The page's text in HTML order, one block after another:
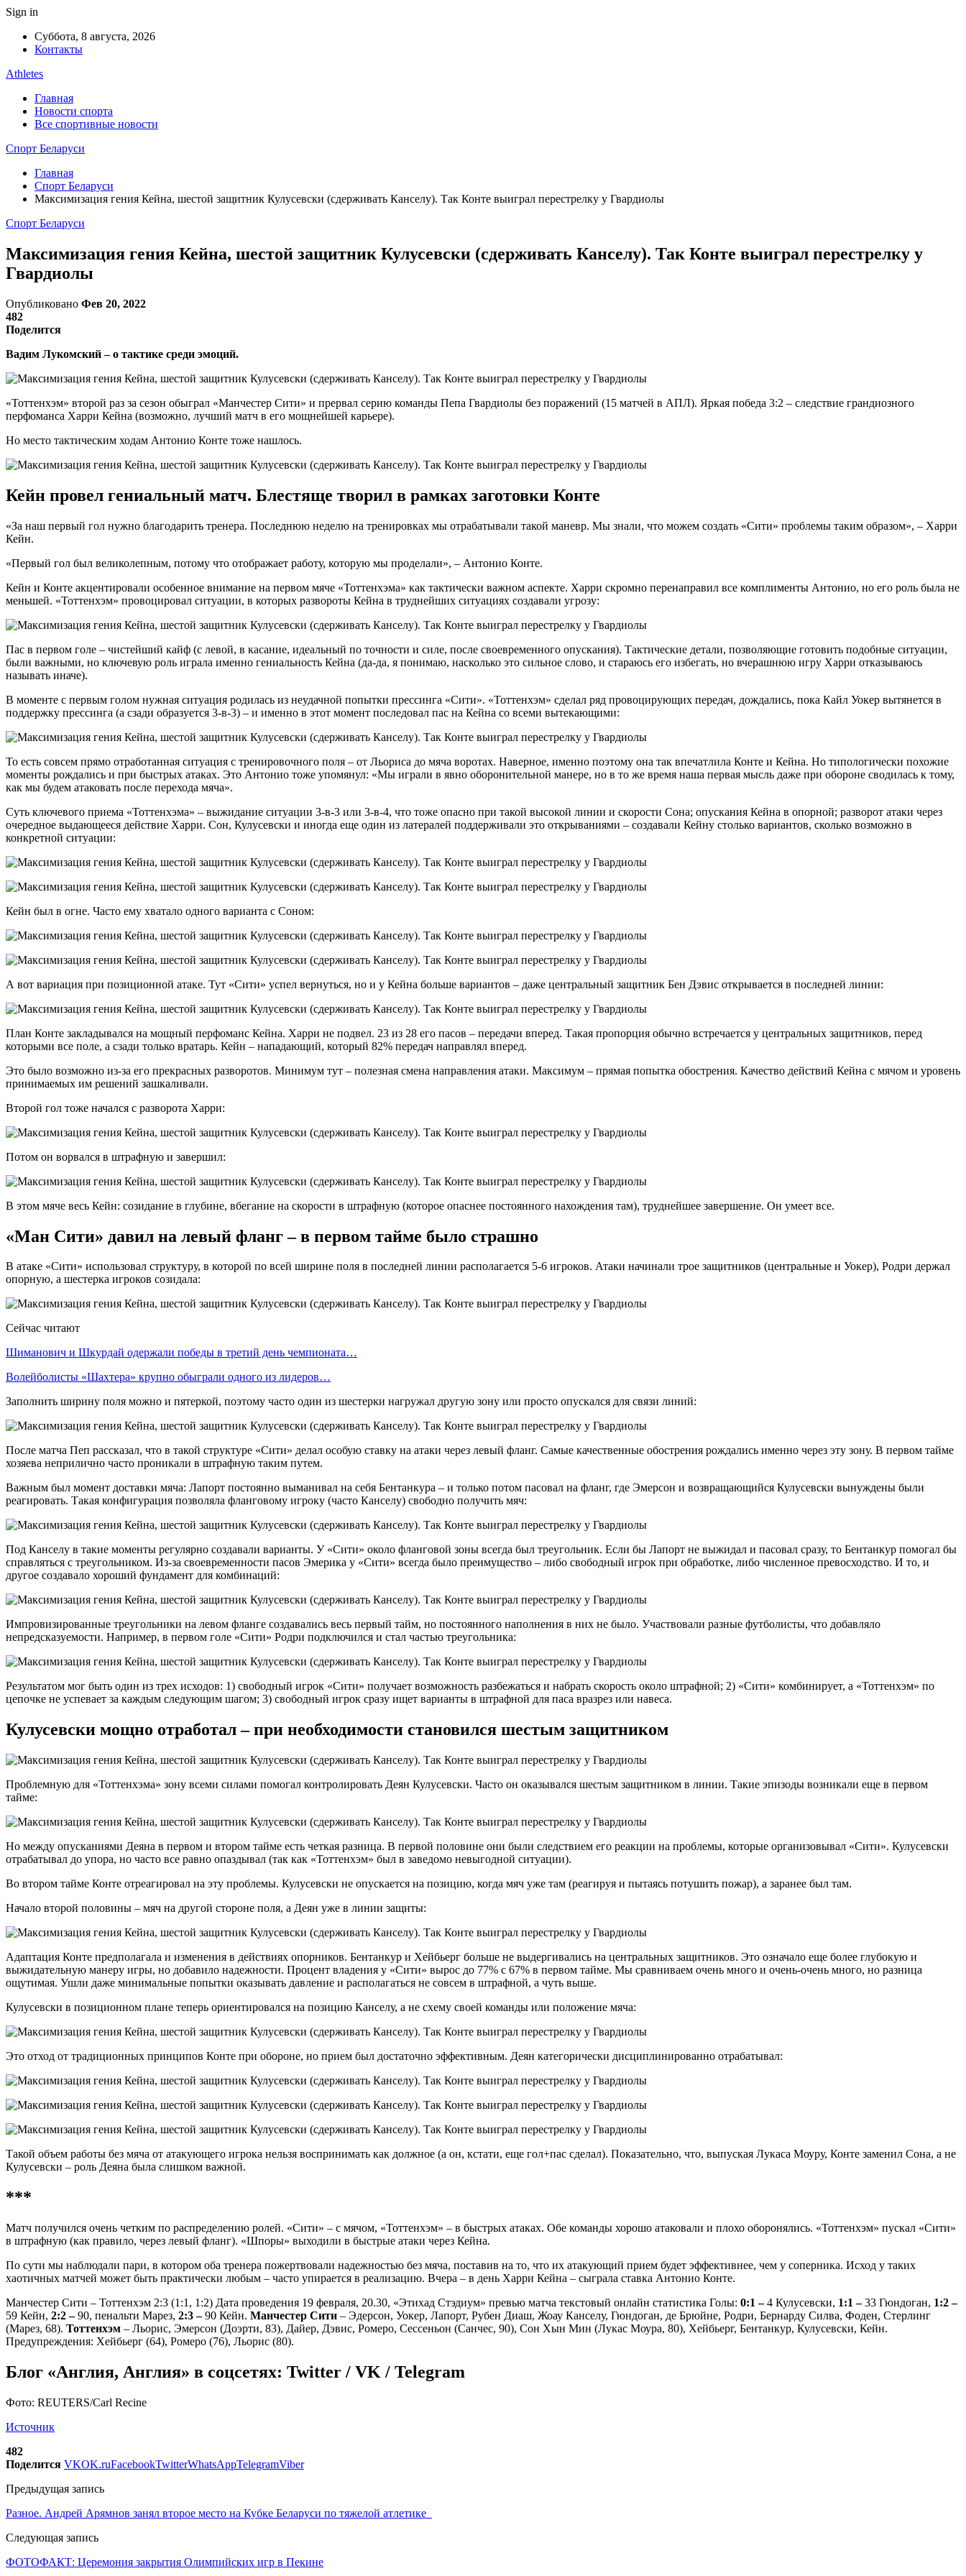
Sign in
Суббота, 8 августа, 2026
Контакты
Athletes
Главная
Новости спорта
Все спортивные новости
Спорт Беларуси
Главная
Спорт Беларуси
Максимизация гения Кейна, шестой защитник Кулусевски (сдерживать Канселу). Так Конте выиграл перестрелку у Гвардиолы
Спорт Беларуси
Максимизация гения Кейна, шестой защитник Кулусевски (сдерживать Канселу). Так Конте выиграл перестрелку у
Гвардиолы
Опубликовано Фев 20, 2022
482
Поделится
Вадим Лукомский – о тактике среди эмоций.
«Тоттенхэм» второй раз за сезон обыграл «Манчестер Сити» и прервал серию команды Пепа Гвардиолы без поражений (15 матчей в АПЛ). Яркая победа 3:2 – следствие грандиозного
перфоманса Харри Кейна (возможно, лучший матч в его мощнейшей карьере).
Но место тактическим ходам Антонио Конте тоже нашлось.
Кейн провел гениальный матч. Блестяще творил в рамках заготовки Конте
«За наш первый гол нужно благодарить тренера. Последнюю неделю на тренировках мы отрабатывали такой маневр. Мы знали, что можем создать «Сити» проблемы таким образом», – Харри
Кейн.
«Первый гол был великолепным, потому что отображает работу, которую мы проделали», – Антонио Конте.
Кейн и Конте акцентировали особенное внимание на первом мяче «Тоттенхэма» как тактически важном аспекте. Харри скромно перенаправил все комплименты Антонио, но его роль была не
меньшей. «Тоттенхэм» провоцировал ситуации, в которых развороты Кейна в труднейших ситуациях создавали угрозу:
Пас в первом голе – чистейший кайф (с левой, в касание, идеальный по точности и силе, после своевременного опускания). Тактические детали, позволяющие готовить подобные ситуации,
были важными, но ключевую роль играла именно гениальность Кейна (да-да, я понимаю, насколько это сильное слово, и стараюсь его избегать, но вчерашнюю игру Харри отказываюсь
называть иначе).
В моменте с первым голом нужная ситуация родилась из неудачной попытки прессинга «Сити». «Тоттенхэм» сделал ряд провоцирующих передач, дождались, пока Кайл Уокер вытянется в
поддержку прессинга (а сзади образуется 3-в-3) – и именно в этот момент последовал пас на Кейна со всеми вытекающими:
То есть совсем прямо отработанная ситуация с тренировочного поля – от Льориса до мяча воротах. Наверное, именно поэтому она так впечатлила Конте и Кейна. Но типологически похожие
моменты рождались и при быстрых атаках. Это Антонио тоже упомянул: «Мы играли в явно оборонительной манере, но в то же время наша первая мысль даже при обороне сводилась к тому,
как мы будем атаковать после перехода мяча».
Суть ключевого приема «Тоттенхэма» – выжидание ситуации 3-в-3 или 3-в-4, что тоже опасно при такой высокой линии и скорости Сона; опускания Кейна в опорной; разворот атаки через
очередное выдающееся действие Харри. Сон, Кулусевски и иногда еще один из латералей поддерживали это открываниями – создавали Кейну столько вариантов, сколько возможно в
конкретной ситуации:
Кейн был в огне. Часто ему хватало одного варианта с Соном:
А вот вариация при позиционной атаке. Тут «Сити» успел вернуться, но и у Кейна больше вариантов – даже центральный защитник Бен Дэвис открывается в последней линии:
План Конте закладывался на мощный перфоманс Кейна. Харри не подвел. 23 из 28 его пасов – передачи вперед. Такая пропорция обычно встречается у центральных защитников, перед
которыми все поле, а сзади только вратарь. Кейн – нападающий, который 82% передач направлял вперед.
Это было возможно из-за его прекрасных разворотов. Минимум тут – полезная смена направления атаки. Максимум – прямая попытка обострения. Качество действий Кейна с мячом и уровень
принимаемых им решений зашкаливали.
Второй гол тоже начался с разворота Харри:
Потом он ворвался в штрафную и завершил:
В этом мяче весь Кейн: созидание в глубине, вбегание на скорости в штрафную (которое опаснее постоянного нахождения там), труднейшее завершение. Он умеет все.
«Ман Сити» давил на левый фланг – в первом тайме было страшно
В атаке «Сити» использовал структуру, в которой по всей ширине поля в последней линии располагается 5-6 игроков. Атаки начинали трое защитников (центральные и Уокер), Родри держал
опорную, а шестерка игроков созидала:
Сейчас читают
Шиманович и Шкурдай одержали победы в третий день чемпионата…
Волейболисты «Шахтера» крупно обыграли одного из лидеров…
Заполнить ширину поля можно и пятеркой, поэтому часто один из шестерки нагружал другую зону или просто опускался для связи линий:
После матча Пеп рассказал, что в такой структуре «Сити» делал особую ставку на атаки через левый фланг. Самые качественные обострения рождались именно через эту зону. В первом тайме
хозяева неприлично часто проникали в штрафную таким путем.
Важным был момент доставки мяча: Лапорт постоянно выманивал на себя Бентанкура – и только потом пасовал на фланг, где Эмерсон и возвращающийся Кулусевски вынуждены были
реагировать. Такая конфигурация позволяла фланговому игроку (часто Канселу) свободно получить мяч:
Под Канселу в такие моменты регулярно создавали варианты. У «Сити» около фланговой зоны всегда был треугольник. Если бы Лапорт не выжидал и пасовал сразу, то Бентанкур помогал бы
справляться с треугольником. Из-за своевременности пасов Эмерика у «Сити» всегда было преимущество – либо свободный игрок при обработке, либо численное превосходство. И то, и
другое создавало хороший фундамент для комбинаций:
Импровизированные треугольники на левом фланге создавались весь первый тайм, но постоянного наполнения в них не было. Участвовали разные футболисты, что добавляло
непредсказуемости. Например, в первом голе «Сити» Родри подключился и стал частью треугольника:
Результатом мог быть один из трех исходов: 1) свободный игрок «Сити» получает возможность разбежаться и набрать скорость около штрафной; 2) «Сити» комбинирует, а «Тоттенхэм» по
цепочке не успевает за каждым следующим шагом; 3) свободный игрок сразу ищет варианты в штрафной для паса вразрез или навеса.
Кулусевски мощно отработал – при необходимости становился шестым защитником
Проблемную для «Тоттенхэма» зону всеми силами помогал контролировать Деян Кулусевски. Часто он оказывался шестым защитником в линии. Такие эпизоды возникали еще в первом
тайме:
Но между опусканиями Деяна в первом и втором тайме есть четкая разница. В первой половине они были следствием его реакции на проблемы, которые организовывал «Сити». Кулусевски
отрабатывал до упора, но часто все равно опаздывал (так как «Тоттенхэм» был в заведомо невыгодной ситуации).
Во втором тайме Конте отреагировал на эту проблемы. Кулусевски не опускается на позицию, когда мяч уже там (реагируя и пытаясь потушить пожар), а заранее был там.
Начало второй половины – мяч на другой стороне поля, а Деян уже в линии защиты:
Адаптация Конте предполагала и изменения в действиях опорников. Бентанкур и Хейбьерг больше не выдергивались на центральных защитников. Это означало еще более глубокую и
выжидательную манеру игры, но добавило надежности. Процент владения у «Сити» вырос до 77% с 67% в первом тайме. Мы сравниваем очень много и очень-очень много, но разница
ощутимая. Ушли даже минимальные попытки оказывать давление и располагаться не совсем в штрафной, а чуть выше.
Кулусевски в позиционном плане теперь ориентировался на позицию Канселу, а не схему своей команды или положение мяча:
Это отход от традиционных принципов Конте при обороне, но прием был достаточно эффективным. Деян категорически дисциплинированно отрабатывал:
Такой объем работы без мяча от атакующего игрока нельзя воспринимать как должное (а он, кстати, еще гол+пас сделал). Показательно, что, выпуская Лукаса Моуру, Конте заменил Сона, а не
Кулусевски – роль Деяна была слишком важной.
***
Матч получился очень четким по распределению ролей. «Сити» – с мячом, «Тоттенхэм» – в быстрых атаках. Обе команды хорошо атаковали и плохо оборонялись. «Тоттенхэм» пускал «Сити»
в штрафную (как правило, через левый фланг). «Шпоры» выходили в быстрые атаки через Кейна.
По сути мы наблюдали пари, в котором оба тренера пожертвовали надежностью без мяча, поставив на то, что их атакующий прием будет эффективнее, чем у соперника. Исход у таких
хаотичных матчей может быть практически любым – часто упирается в реализацию. Вчера – в день Харри Кейна – сыграла ставка Антонио Конте.
Манчестер Сити – Тоттенхэм 2:3 (1:1, 1:2) Дата проведения 19 февраля, 20.30, «Этихад Стэдиум» превью матча текстовый онлайн статистика Голы: 0:1 –4 Кулусевски, 1:1 –33 Гюндоган, 1:2 –
59 Кейн, 2:2 –90, пенальти Марез, 2:3 –90 Кейн. Манчестер Сити – Эдерсон, Уокер, Лапорт, Рубен Диаш, Жоау Канселу, Гюндоган, де Брюйне, Родри, Бернарду Силва, Фоден, Стерлинг
(Марез, 68). Тоттенхэм – Льорис, Эмерсон (Доэрти, 83), Дайер, Дэвис, Ромеро, Сессеньон (Санчес, 90), Сон Хын Мин (Лукас Моура, 80), Хейбьерг, Бентанкур, Кулусевски, Кейн.
Предупреждения: Хейбьерг (64), Ромеро (76), Льорис (80).
Блог «Англия, Англия» в соцсетях: Twitter / VK / Telegram
Фото: REUTERS/Carl Recine
Источник
482
Поделится VKOK.ruFacebookTwitterWhatsAppTelegramViber
Предыдущая запись
Разное. Андрей Арямнов занял второе место на Кубке Беларуси по тяжелой атлетике
Следующая запись
ФОТОФАКТ: Церемония закрытия Олимпийских игр в Пекине